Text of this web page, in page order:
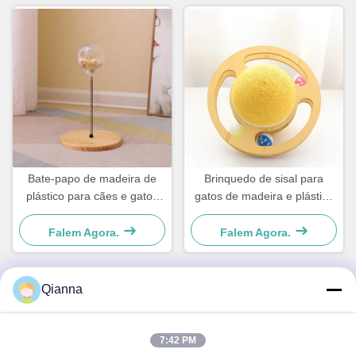
Bate-papo de madeira de
plástico para cães e gatos
simples e prático
Falem Agora.
Brinquedo de sisal para
gatos de madeira e plástico
Para cães e gatos pequenos
Simples e prático
Falem Agora.
Qianna
7:42 PM